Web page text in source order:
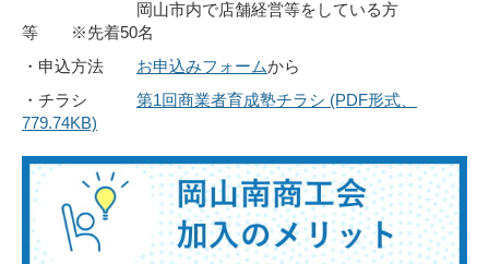
岡山市内で店舗経営等をしている方
等 ※先着50名
・申込方法 お申込みフォームから
・チラシ 第1回商業者育成塾チラシ (PDF形式、
779.74KB)